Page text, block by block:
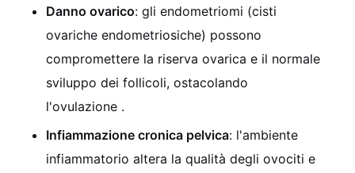
Danno ovarico: gli endometriomi (cisti
ovariche endometriosiche) possono
compromettere la riserva ovarica e il normale
sviluppo dei follicoli, ostacolando
l'ovulazione .
Infiammazione cronica pelvica: l'ambiente
infiammatorio altera la qualità degli ovociti e